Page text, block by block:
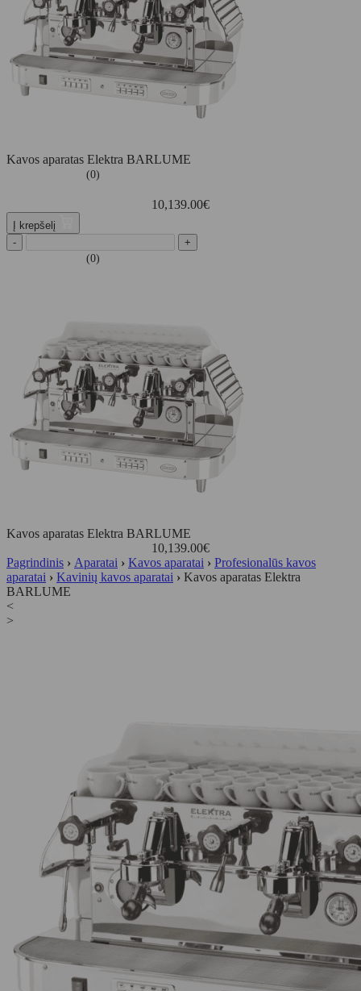
Kavos aparatas Elektra BARLUME
(0)
10,139.00€
Į krepšelį
-
+
(0)
Kavos aparatas Elektra BARLUME
10,139.00€
Pagrindinis › Aparatai › Kavos aparatai › Profesionalūs kavos
aparatai › Kavinių kavos aparatai › Kavos aparatas Elektra
BARLUME
<
>